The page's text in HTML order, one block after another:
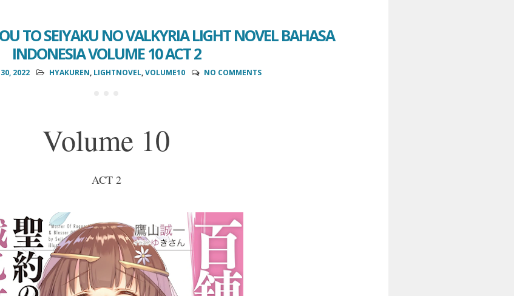
TO SEIYAKU NO VALKYRIA LIGHT NOVEL BAHASA
INDONESIA VOLUME 10 ACT 2
2022 HYAKUREN, LIGHTNOVEL,VOLUME10 NO COMMENTS
Volume 10
ACT 2